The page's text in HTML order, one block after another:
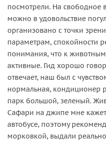
посмотрели. На свободное
можно в удовольствие
организовано с точки
параметрам, спокойности
понимания, что к
активные. Гид хорошо
отвечает, наш был с
нормальная, кондиционер
парк большой, зеленый.
Сафари на джипе мне
автобусе, поэтому
морковкой, выдали